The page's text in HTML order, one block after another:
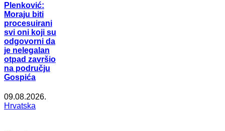
Plenković:
Moraju biti
procesuirani
svi oni koji su
odgovorni da
je nelegalan
otpad završio
na području
Gospića
09.08.2026.
Hrvatska